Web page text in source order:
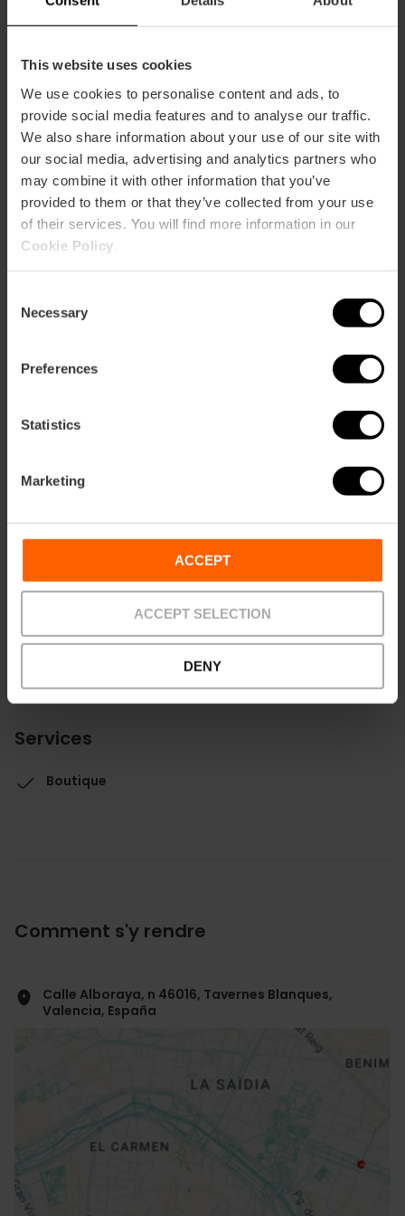
This website uses cookies
We use cookies to personalise content and ads, to
provide social media features and to analyse our traffic.
We also share information about your use of our site with
our social media, advertising and analytics partners who
may combine it with other information that you’ve
provided to them or that they’ve collected from your use
of their services. You will find more information in our
Cookie Policy
Selection
Necessary
Preferences
Statistics
Marketing
ACCEPT
ACCEPT SELECTION
DENY
Informations pratiques
Lundi, Mardi, Mercredi, Jeudi, Vendredi
Samedi
Tickets
Informations d'intérêts
Visite guidée, visite de l’usine et des ateliers:
réservation préalable.
Réduction Valencia Tourist Card
Cadeau
Services
Boutique
Comment s'y rendre
Calle Alboraya, n 46016, Tavernes Blanques,
Valencia, España